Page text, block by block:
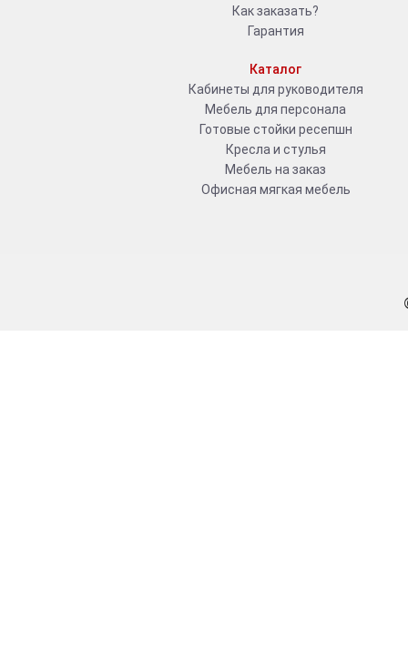
Как заказать?
Гарантия
Каталог
Кабинеты для руководителя
Мебель для персонала
Готовые стойки ресепшн
Кресла и стулья
Мебель на заказ
Офисная мягкая мебель